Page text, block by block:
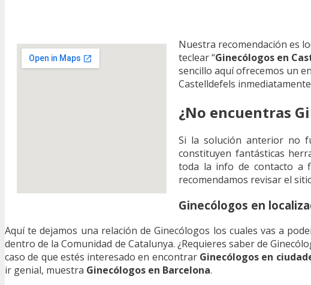
Nuestra recomendación es
teclear “Ginecólogos en
sencillo aquí ofrecemos un
Castelldefels
¿No encuentras
Si la solución anterior no
constituyen fantásticas
toda la info de contacto a
recomendamos revisar el
Ginecólogos en
Aquí te dejamos una relación de Ginecólogos los cuales vas a
dentro de la Comunidad de Catalunya. ¿Requieres saber de
caso de que estés interesado en encontrar Ginecólogos en
ir genial, muestra Ginecólogos en Barcelona.